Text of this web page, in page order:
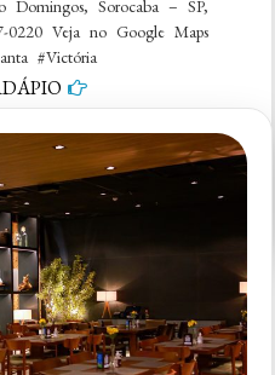
Sorocaba – SP,
0220 Veja no Google Maps
#Victória
em
Chácara
Santa
Victória